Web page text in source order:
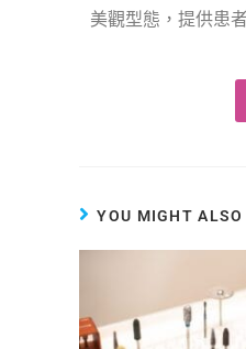
美觀型態，提供患
YOU MIGHT